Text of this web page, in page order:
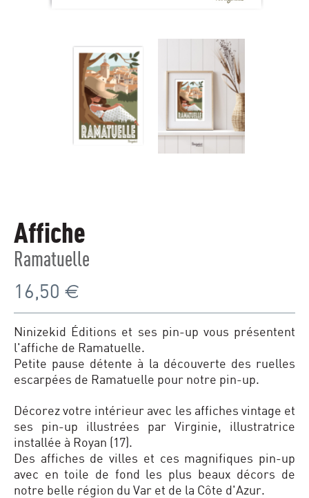
Affiche
Ramatuelle
16,50 €
Ninizekid Éditions et ses pin-up vous présentent
l'affiche de Ramatuelle.
Petite pause détente à la découverte des ruelles
escarpées de Ramatuelle pour notre pin-up.
Décorez votre intérieur avec les affiches vintage et
ses pin-up illustrées par Virginie, illustratrice
installée à Royan (17).
Des affiches de villes et ces magnifiques pin-up
avec en toile de fond les plus beaux décors de
notre belle région du Var et de la Côte d'Azur.